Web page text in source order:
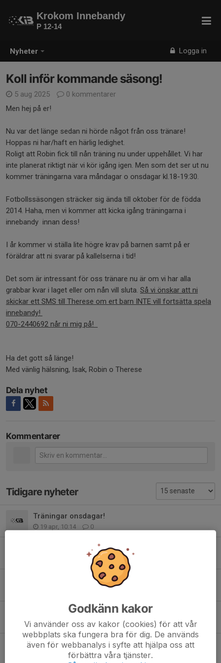
Nyheter Logga in
Krokom Innebandy
P 12-14
Koll inför kommande säsong!
5 aug 2025
0 kommentarer
Men hej på er!
Nu var det länge sedan ni hörde något från oss tränare!
Hoppas ni har/haft en härlig ledighet.
Roligt att Robin fick till nån träning nu under uppehållet. Vi har
inte planerat riktigt när vi kör igång igen. Men som det ser ut nu
kommer träningarna vara måndagar o onsdagar kl.18-19:30.
Fotbollssäsongen sträcker sig ända till oktober för de födda
2014. Haha, men vi kommer att kicka igång träningarna i
innebandy innan dess!
I år kommer vi ställa lite högre krav på barnen samt på er
föräldrar att ni svarar på kallelserna i tid!
Det som är intressant för oss tränare nu är om vi har alla
grabbar kvar i laget eller om nån vill sluta. Så vi önskar att ni
skickar ett SMS till Therese om ert barn INTE vill fortsätta spela
innebandy!
070-2440692 når ni mig på!
Ha det gott så länge!
Med vänlig hälsning, Isak, Robin o Therese
Dela nyhet
Kommentarer
Tidigare nyheter
Träningar onsdagar!
19 apr, 10:14 0
Föräldramatch onsdag!
0
Sportlov v.10
26 feb, 10:27 0
Snart cup!
27 dec 2025 0
Godkänn kakor
Vi använder oss av kakor (cookies) för att vår
webbplats ska fungera bra för dig. De används
även för webbanalys i syfte att hjälpa oss att
förbättra våra tjänster.